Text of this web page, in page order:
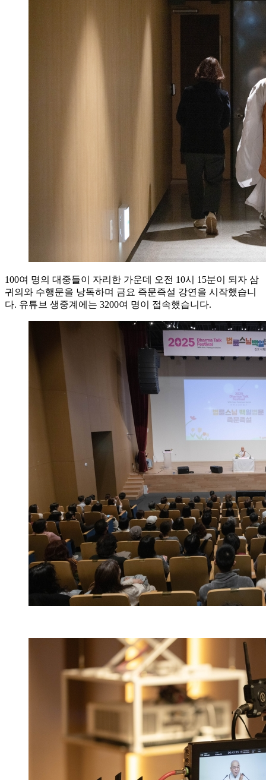
100여 명의 대중들이 자리한 가운데 오전 10시 15분이 되자 삼
귀의와 수행문을 낭독하며 금요 즉문즉설 강연을 시작했습니
다. 유튜브 생중계에는 3200여 명이 접속했습니다.